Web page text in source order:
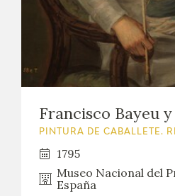
Francisco Bayeu y
PINTURA DE CABALLETE.
1795
Museo Nacional del
España